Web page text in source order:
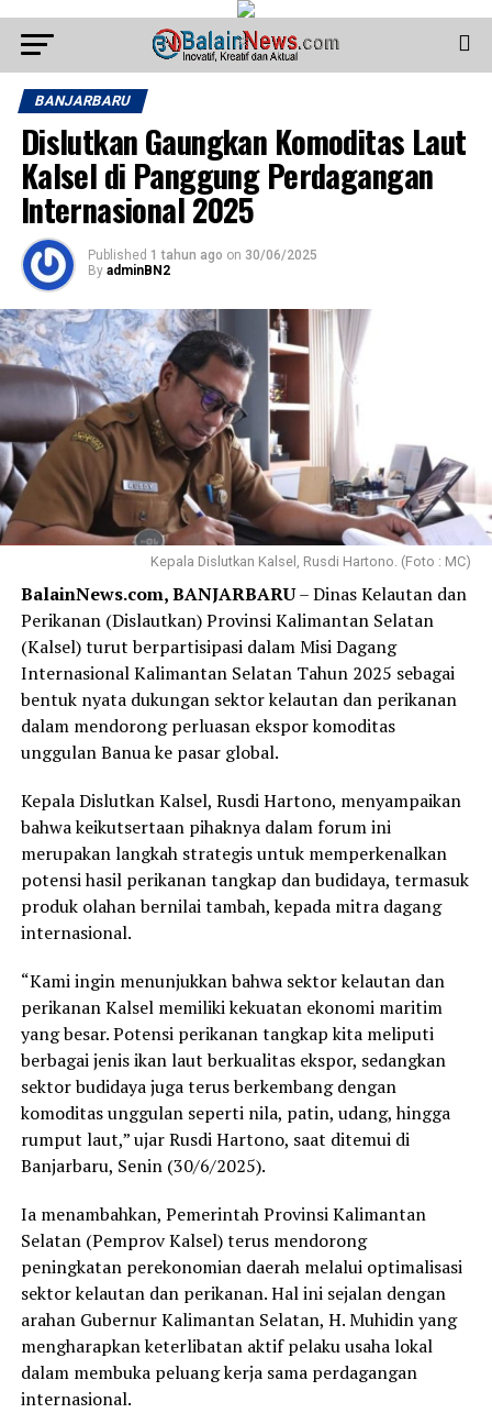
BANJARBARU
Dislutkan Gaungkan Komoditas Laut
Kalsel di Panggung Perdagangan
Internasional 2025
Published 1 tahun ago on 30/06/2025
By adminBN2
Kepala Dislutkan Kalsel, Rusdi Hartono. (Foto : MC)
BalainNews.com, BANJARBARU– Dinas Kelautan dan
Perikanan (Dislautkan) Provinsi Kalimantan Selatan
(Kalsel) turut berpartisipasi dalam Misi Dagang
Internasional Kalimantan Selatan Tahun 2025 sebagai
bentuk nyata dukungan sektor kelautan dan perikanan
dalam mendorong perluasan ekspor komoditas
unggulan Banua ke pasar global.
Kepala Dislutkan Kalsel, Rusdi Hartono, menyampaikan
bahwa keikutsertaan pihaknya dalam forum ini
merupakan langkah strategis untuk memperkenalkan
potensi hasil perikanan tangkap dan budidaya, termasuk
produk olahan bernilai tambah, kepada mitra dagang
internasional.
“Kami ingin menunjukkan bahwa sektor kelautan dan
perikanan Kalsel memiliki kekuatan ekonomi maritim
yang besar. Potensi perikanan tangkap kita meliputi
berbagai jenis ikan laut berkualitas ekspor, sedangkan
sektor budidaya juga terus berkembang dengan
komoditas unggulan seperti nila, patin, udang, hingga
rumput laut,” ujar Rusdi Hartono, saat ditemui di
Banjarbaru, Senin (30/6/2025).
Ia menambahkan, Pemerintah Provinsi Kalimantan
Selatan (Pemprov Kalsel) terus mendorong
peningkatan perekonomian daerah melalui optimalisasi
sektor kelautan dan perikanan. Hal ini sejalan dengan
arahan Gubernur Kalimantan Selatan, H. Muhidin yang
mengharapkan keterlibatan aktif pelaku usaha lokal
dalam membuka peluang kerja sama perdagangan
internasional.